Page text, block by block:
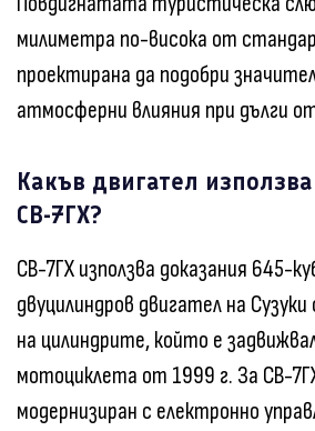
милиметра по-висока от
проектирана да подобри
атмосферни влияния при дълги
Какъв двигател
СВ-7ГХ?
СВ-7ГХ използва доказания 645-
двуцилиндров двигател на
на цилиндрите, който е
мотоциклета от 1999 г. За СВ-
модернизиран с електронно